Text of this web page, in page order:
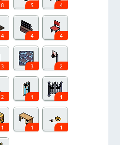
8 5 4
4 4 4
3 3 2
2 1 1
1 1 1